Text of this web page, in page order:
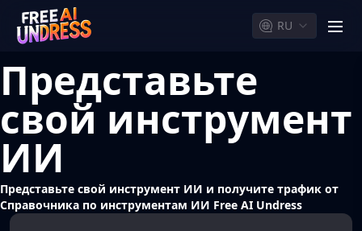
RU
Представьте
свой инструмент
ИИ
Представьте свой инструмент ИИ и получите трафик от
Справочника по инструментам ИИ Free AI Undress